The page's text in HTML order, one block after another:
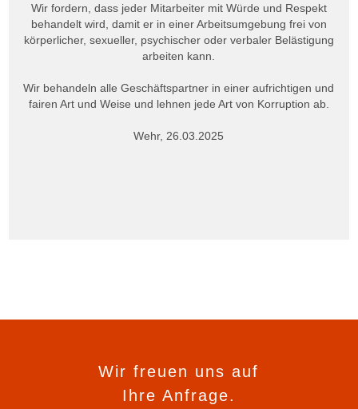
Wir fordern, dass jeder Mitarbeiter mit Würde und Respekt
behandelt wird, damit er in einer Arbeitsumgebung frei von
körperlicher, sexueller, psychischer oder verbaler Belästigung
arbeiten kann.
Wir behandeln alle Geschäftspartner in einer aufrichtigen und
fairen Art und Weise und lehnen jede Art von Korruption ab.
Wehr, 26.03.2025
Wir freuen uns auf
Ihre Anfrage.